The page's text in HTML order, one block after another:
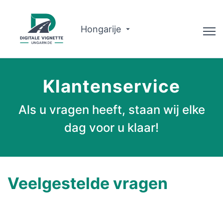
Hongarije
Over ons
Routeplanner
Nederlands
Klantenservice
Als u vragen heeft, staan wij elke
dag voor u klaar!
Veelgestelde vragen